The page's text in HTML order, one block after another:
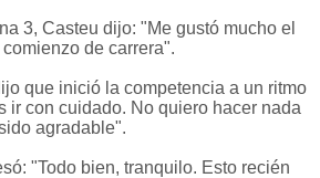
3, Casteu dijo: "Me gustó mucho el
de carrera".
que inició la competencia a un ritmo
ir con cuidado. No quiero hacer nada
agradable".
"Todo bien, tranquilo. Esto recién